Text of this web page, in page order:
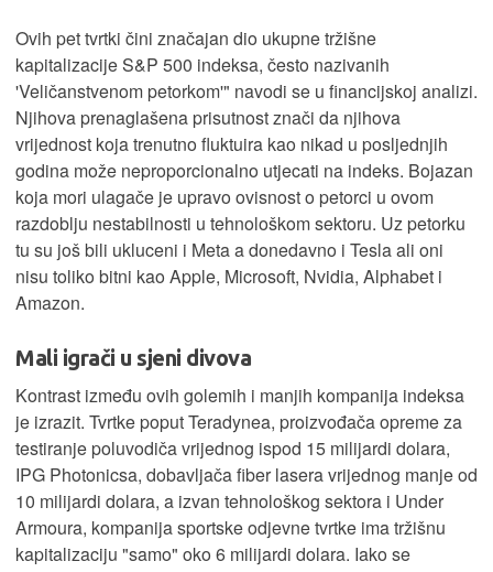
Ovih pet tvrtki čini značajan dio ukupne tržišne
kapitalizacije S&P 500 indeksa, često nazivanih
'Veličanstvenom petorkom'" navodi se u financijskoj analizi.
Njihova prenaglašena prisutnost znači da njihova
vrijednost koja trenutno fluktuira kao nikad u posljednjih
godina može neproporcionalno utjecati na indeks. Bojazan
koja mori ulagače je upravo ovisnost o petorci u ovom
razdoblju nestabilnosti u tehnološkom sektoru. Uz petorku
tu su još bili ukluceni i Meta a donedavno i Tesla ali oni
nisu toliko bitni kao Apple, Microsoft, Nvidia, Alphabet i
Amazon.
Mali igrači u sjeni divova
Kontrast između ovih golemih i manjih kompanija indeksa
je izrazit. Tvrtke poput Teradynea, proizvođača opreme za
testiranje poluvodiča vrijednog ispod 15 milijardi dolara,
IPG Photonicsa, dobavljača fiber lasera vrijednog manje od
10 milijardi dolara, a izvan tehnološkog sektora i Under
Armoura, kompanija sportske odjevne tvrtke ima tržišnu
kapitalizaciju "samo" oko 6 milijardi dolara. Iako se